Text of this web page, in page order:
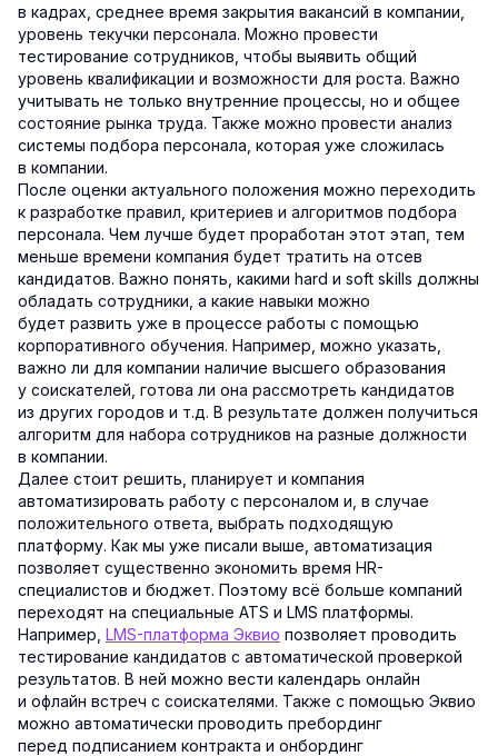
в кадрах, среднее время закрытия вакансий в компании,
уровень текучки персонала. Можно провести
тестирование сотрудников, чтобы выявить общий
уровень квалификации и возможности для роста. Важно
учитывать не только внутренние процессы, но и общее
состояние рынка труда. Также можно провести анализ
системы подбора персонала, которая уже сложилась
в компании.
После оценки актуального положения можно переходить
к разработке правил, критериев и алгоритмов подбора
персонала. Чем лучше будет проработан этот этап, тем
меньше времени компания будет тратить на отсев
кандидатов. Важно понять, какими hard и soft skills должны
обладать сотрудники, а какие навыки можно
будет развить уже в процессе работы с помощью
корпоративного обучения. Например, можно указать,
важно ли для компании наличие высшего образования
у соискателей, готова ли она рассмотреть кандидатов
из других городов и т.д. В результате должен получиться
алгоритм для набора сотрудников на разные должности
в компании.
Далее стоит решить, планирует и компания
автоматизировать работу с персоналом и, в случае
положительного ответа, выбрать подходящую
платформу. Как мы уже писали выше, автоматизация
позволяет существенно экономить время HR-
специалистов и бюджет. Поэтому всё больше компаний
переходят на специальные ATS и LMS платформы.
Например, LMS-платформа Эквио позволяет проводить
тестирование кандидатов с автоматической проверкой
результатов. В ней можно вести календарь онлайн
и офлайн встреч с соискателями. Также с помощью Эквио
можно автоматически проводить пребординг
перед подписанием контракта и онбординг